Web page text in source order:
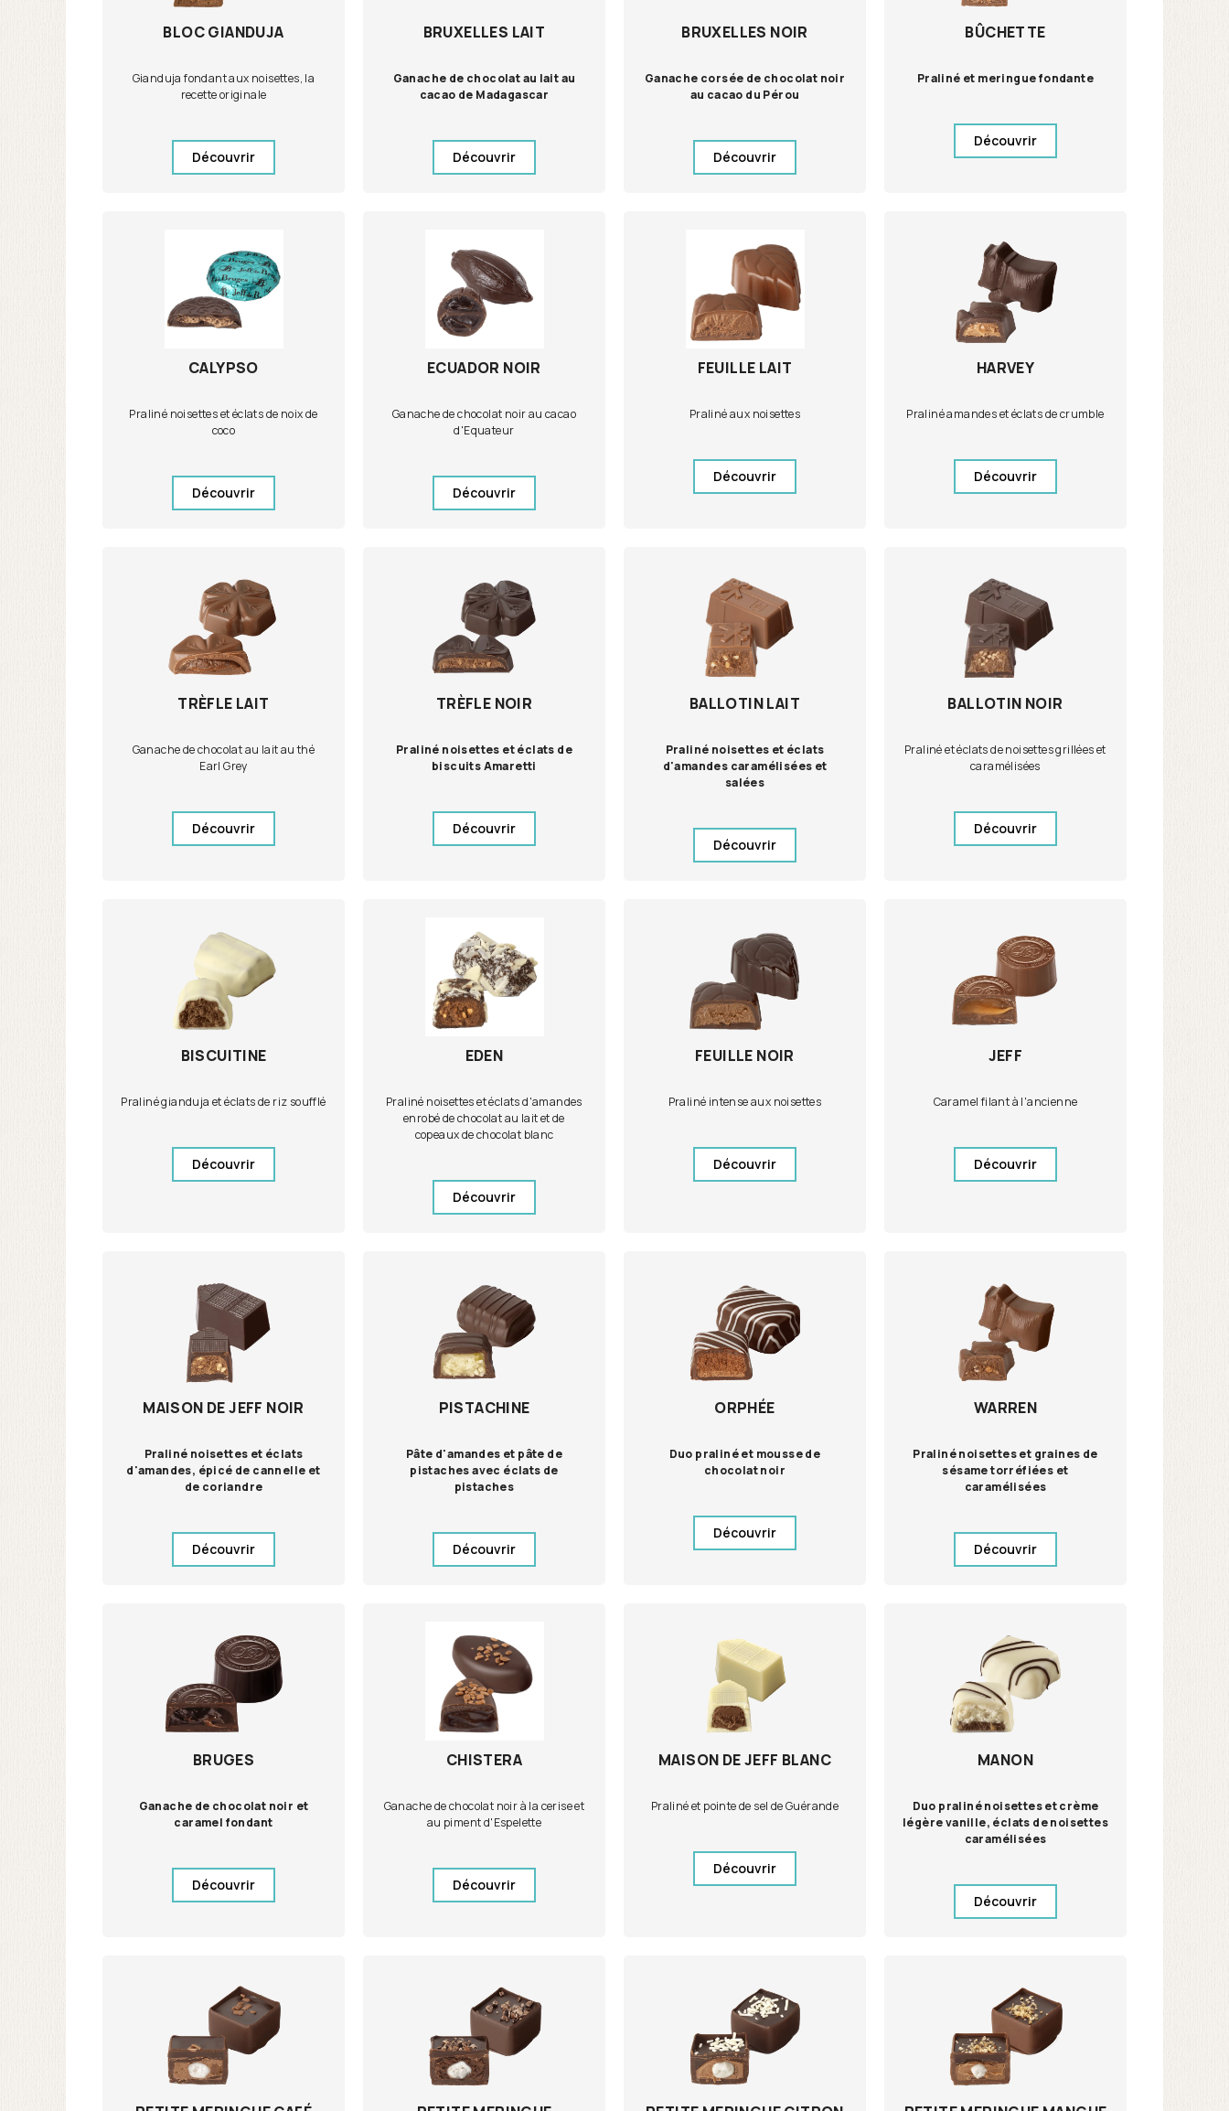
BLOC GIANDUJA
Gianduja fondant aux noisettes, la
recette originale
Découvrir
BRUXELLES LAIT
Ganache de chocolat au lait au
cacao de Madagascar
Découvrir
BRUXELLES NOIR
Ganache corsée de chocolat noir
au cacao du Pérou
Découvrir
BÛCHETTE
Praliné et meringue fondante
Découvrir
CALYPSO
Praliné noisettes et éclats de noix de
coco
Découvrir
ECUADOR NOIR
Ganache de chocolat noir au cacao
d'Equateur
Découvrir
FEUILLE LAIT
Praliné aux noisettes
Découvrir
HARVEY
Praliné amandes et éclats de crumble
Découvrir
TRÈFLE LAIT
Ganache de chocolat au lait au thé
Earl Grey
Découvrir
TRÈFLE NOIR
Praliné noisettes et éclats de
biscuits Amaretti
Découvrir
BALLOTIN LAIT
Praliné noisettes et éclats
d'amandes caramélisées et
salées
Découvrir
BALLOTIN NOIR
Praliné et éclats de noisettes grillées et
caramélisées
Découvrir
BISCUITINE
Praliné gianduja et éclats de riz soufflé
Découvrir
EDEN
Praliné noisettes et éclats d'amandes
enrobé de chocolat au lait et de
copeaux de chocolat blanc
Découvrir
FEUILLE NOIR
Praliné intense aux noisettes
Découvrir
JEFF
Caramel filant à l'ancienne
Découvrir
MAISON DE JEFF NOIR
Praliné noisettes et éclats
d'amandes, épicé de cannelle et
de coriandre
Découvrir
PISTACHINE
Pâte d'amandes et pâte de
pistaches avec éclats de
pistaches
Découvrir
ORPHÉE
Duo praliné et mousse de
chocolat noir
Découvrir
WARREN
Praliné noisettes et graines de
sésame torréfiées et
caramélisées
Découvrir
BRUGES
Ganache de chocolat noir et
caramel fondant
Découvrir
CHISTERA
Ganache de chocolat noir à la cerise et
au piment d'Espelette
Découvrir
MAISON DE JEFF BLANC
Praliné et pointe de sel de Guérande
Découvrir
MANON
Duo praliné noisettes et crème
légère vanille, éclats de noisettes
caramélisées
Découvrir